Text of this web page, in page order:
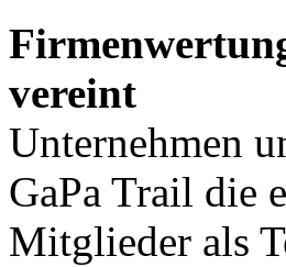
vereint
Unternehmen
GaPa Trail die
Mitglieder als